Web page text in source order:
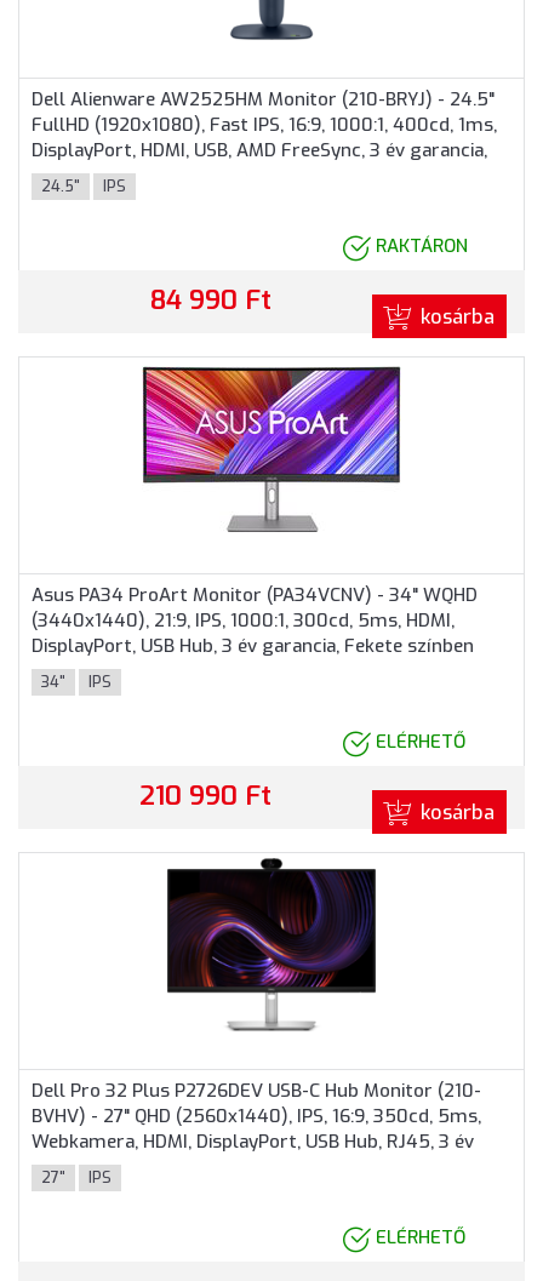
Dell Alienware AW2525HM Monitor (210-BRYJ) - 24.5"
FullHD (1920x1080), Fast IPS, 16:9, 1000:1, 400cd, 1ms,
DisplayPort, HDMI, USB, AMD FreeSync, 3 év garancia,
Kékesszürke színben
24.5" IPS
RAKTÁRON
84 990 Ft kosárba
Asus PA34 ProArt Monitor (PA34VCNV) - 34" WQHD
(3440x1440), 21:9, IPS, 1000:1, 300cd, 5ms, HDMI,
DisplayPort, USB Hub, 3 év garancia, Fekete színben
34" IPS
ELÉRHETŐ
210 990 Ft kosárba
Dell Pro 32 Plus P2726DEV USB-C Hub Monitor (210-
BVHV) - 27" QHD (2560x1440), IPS, 16:9, 350cd, 5ms,
Webkamera, HDMI, DisplayPort, USB Hub, RJ45, 3 év
garancia, Fekete-ezüst színben
27" IPS
ELÉRHETŐ